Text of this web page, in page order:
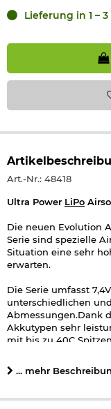
Lieferung in 1 –
Art.-Nr.: 48418
Ultra Power LiPo
Die neuen Evolution
Serie sind spezielle
Situation eine sehr
erwarten.
Die Serie umfasst
unterschiedlichen
Abmessungen.Dank
Akkutypen sehr
mit bis zu 40C
leistungshungrigen
ein ca. 80 mm
... mehr